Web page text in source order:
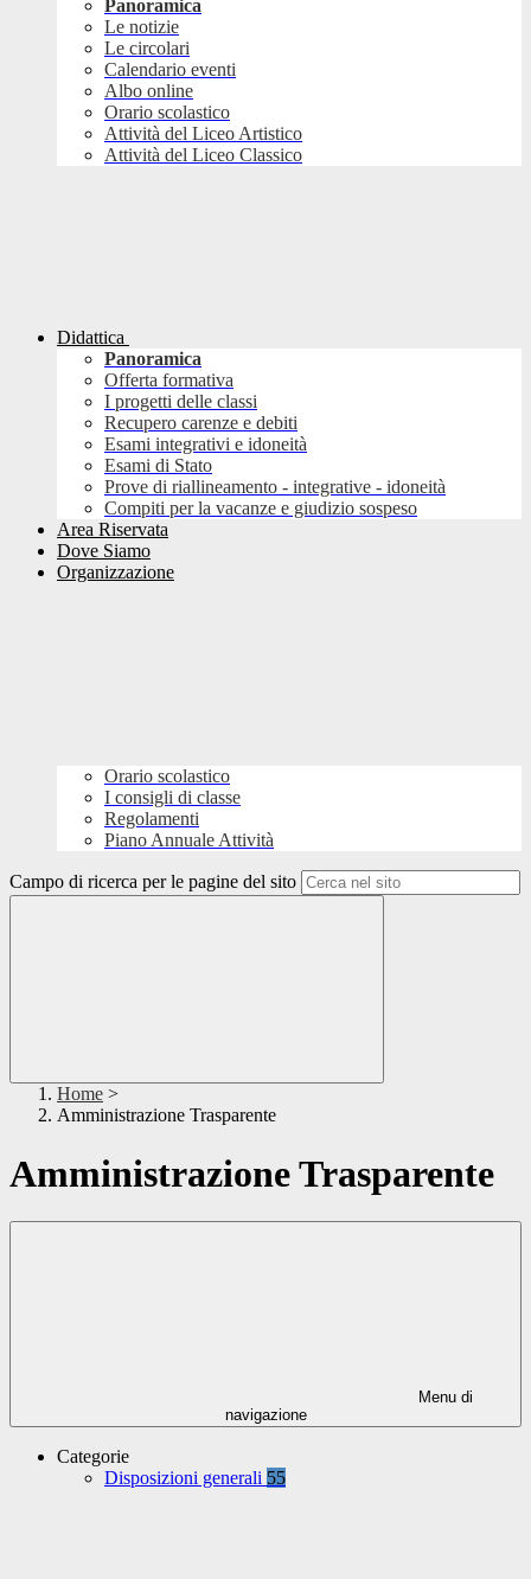
Panoramica
Le notizie
Le circolari
Calendario eventi
Albo online
Orario scolastico
Attività del Liceo Artistico
Attività del Liceo Classico
Didattica
Panoramica
Offerta formativa
I progetti delle classi
Recupero carenze e debiti
Esami integrativi e idoneità
Esami di Stato
Prove di riallineamento - integrative - idoneità
Compiti per la vacanze e giudizio sospeso
Area Riservata
Dove Siamo
Organizzazione
Orario scolastico
I consigli di classe
Regolamenti
Piano Annuale Attività
Campo di ricerca per le pagine del sito
Home >
Amministrazione Trasparente
Amministrazione Trasparente
Menu di
navigazione
Categorie
Disposizioni generali 55